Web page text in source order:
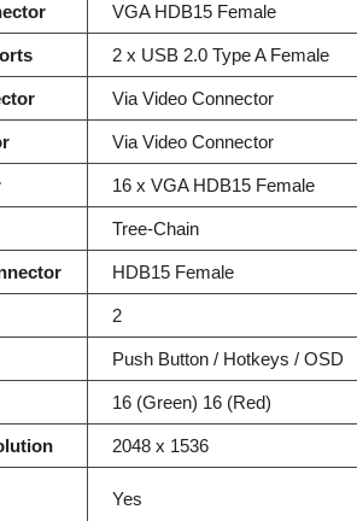
VGA HDB15 Female
2 x USB 2.0 Type A Female
Via Video Connector
Via Video Connector
16 x VGA HDB15 Female
Tree-Chain
HDB15 Female
2
Push Button / Hotkeys / OSD
16 (Green) 16 (Red)
2048 x 1536
Yes